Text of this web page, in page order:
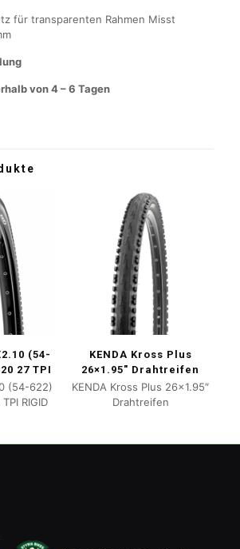
für transparenten Rahmen Misst
von 4 – 6 Tagen
(54-
27 TPI
(54-622)
RIGID
KENDA Kross Plus
26×1.95″ Drahtreifen
KENDA Kross Plus 26×1.95″
Drahtreifen